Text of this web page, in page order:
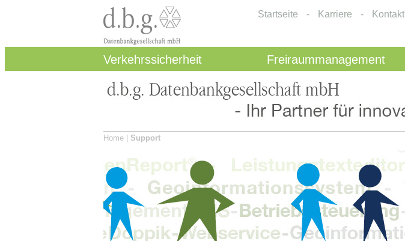
Startseite - Karriere - Kontakt
Verkehrssicherheit Freiraummanagement
Home | Support